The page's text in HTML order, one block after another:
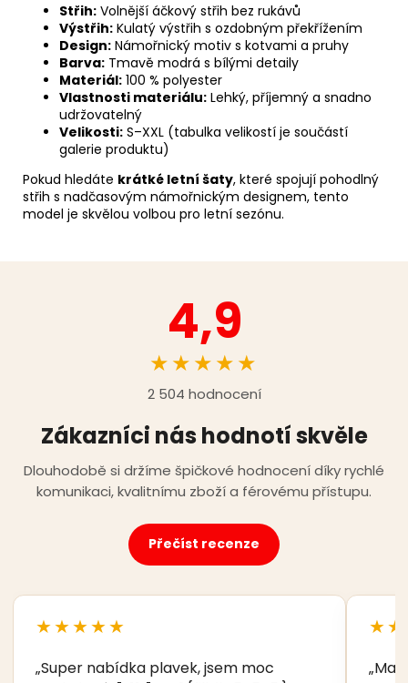
Střih: Volnější áčkový střih bez rukávů
Výstřih: Kulatý výstřih s ozdobným překřížením
Design: Námořnický motiv s kotvami a pruhy
Barva: Tmavě modrá s bílými detaily
Materiál: 100 % polyester
Vlastnosti materiálu: Lehký, příjemný a snadno
udržovatelný
Velikosti: S–XXL (tabulka velikostí je součástí
galerie produktu)
Pokud hledáte krátké letní šaty, které spojují pohodlný
střih s nadčasovým námořnickým designem, tento
model je skvělou volbou pro letní sezónu.
4,9
★★★★★
2 504 hodnocení
Zákazníci nás hodnotí skvěle
Dlouhodobě si držíme špičkové hodnocení díky rychlé
komunikaci, kvalitnímu zboží a férovému přístupu.
Přečíst recenze
★★★★★
„Super nabídka plavek, jsem moc